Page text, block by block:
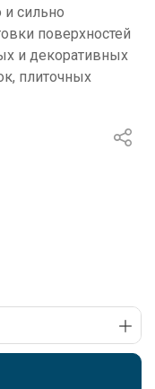
и сильно
поверхностей
и декоративных
плиточных